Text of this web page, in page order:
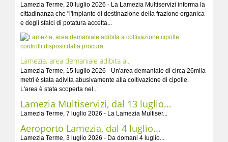
Lamezia Terme, 20 luglio 2026 - La Lamezia Multiservizi informa la
cittadinanza che "l'impianto di destinazione della frazione organica
e degli sfalci di potatura accetta...
Lamezia, area demaniale adibita a...
Lamezia Terme, 15 luglio 2026 - Un'area demaniale di circa 26mila
metri è stata adivita abusivamente alla coltivazione di cipolle.
L'area è stata scoperta nel...
Lamezia Multiservizi, dal 13 luglio...
Lamezia Terme, 7 luglio 2026 - La Lamezia Multiser...
Aeroporto Lamezia, dal 4 luglio...
Lamezia Terme, 3 luglio 2026 - Da domani 4 luglio...